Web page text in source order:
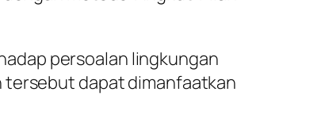
persoalan lingkungan
tersebut dapat dimanfaatkan